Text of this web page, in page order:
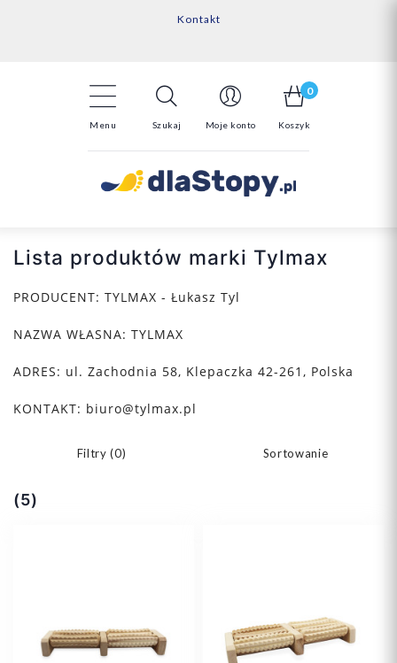
Kontakt
14 Dni na darmowy zwrot*
Menu Szukaj Moje konto
0
Koszyk
Lista produktów marki Tylmax
PRODUCENT: TYLMAX - Łukasz Tyl
NAZWA WŁASNA: TYLMAX
ADRES: ul. Zachodnia 58, Klepaczka 42-261, Polska
KONTAKT: biuro@tylmax.pl
Filtry (0) Sortowanie
(5)